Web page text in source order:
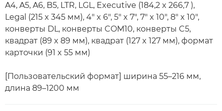
A4, A5, A6, B5, LTR, LGL, Executive (184,2 x 266,7 ),
Legal (215 x 345 мм), 4" x 6", 5" x 7", 7" x 10", 8" x 10",
конверты DL, конверты COM10, конверты C5,
квадрат (89 x 89 мм), квадрат (127 x 127 мм), формат
карточки (91 x 55 мм)
[Пользовательский формат] ширина 55–216 мм,
длина 89–1200 мм